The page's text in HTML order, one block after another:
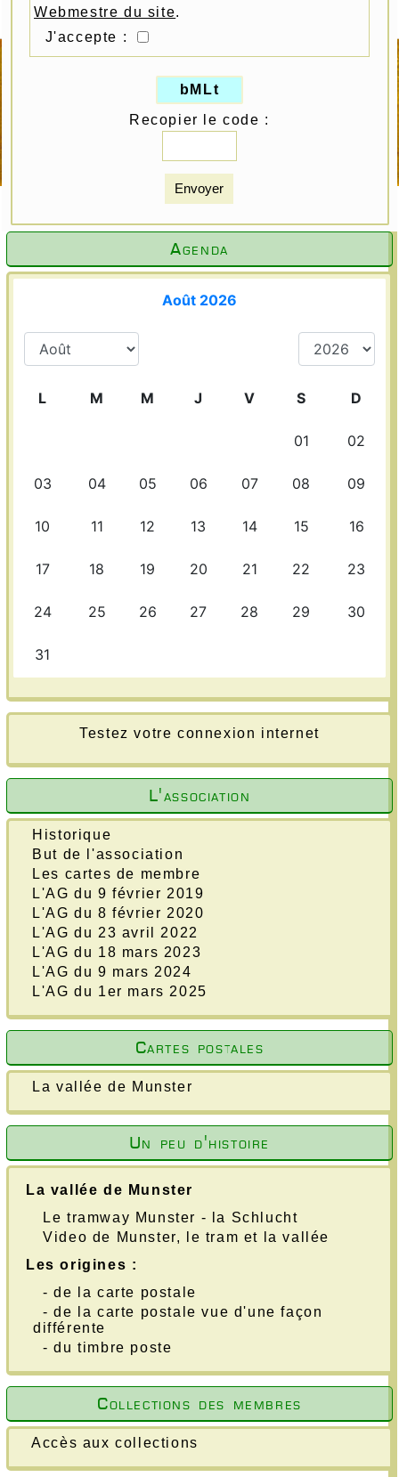
Agenda
Testez votre connexion internet
L'association
Historique
But de l'association
Les cartes de membre
L'AG du 9 février 2019
L'AG du 8 février 2020
L'AG du 23 avril 2022
L'AG du 18 mars 2023
L'AG du 9 mars 2024
L'AG du 1er mars 2025
Cartes postales
La vallée de Munster
Un peu d'histoire
La vallée de Munster
Le tramway Munster - la Schlucht
Video de Munster, le tram et la vallée
Les origines :
- de la carte postale
- de la carte postale vue d'une façon
différente
- du timbre poste
Collections des membres
Accès aux collections
Webmestre du site.
J'accepte :
bMLt
Recopier le code :
Envoyer